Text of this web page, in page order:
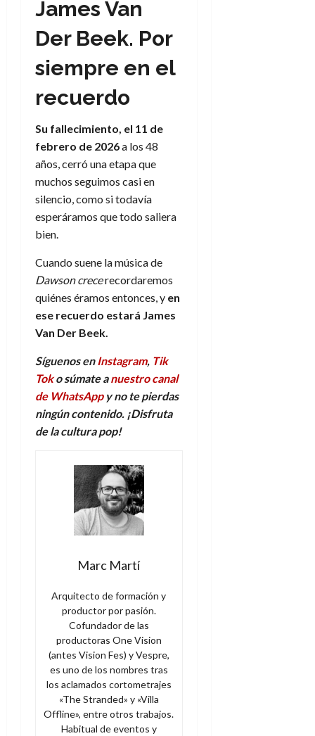
James Van
Der Beek. Por
siempre en el
recuerdo
Su fallecimiento, el 11 de
febrero de 2026a los 48
años, cerró una etapa que
muchos seguimos casi en
silencio, como si todavía
esperáramos que todo saliera
bien.
Cuando suene la música de
Dawson crecerecordaremos
quiénes éramos entonces, y en
ese recuerdo estará James
Van Der Beek.
Síguenos en Instagram, Tik
Toko súmate anuestro canal
de WhatsAppy no te pierdas
ningún contenido. ¡Disfruta
de laculturapop!
Marc Martí
Arquitecto de formación y
productor por pasión.
Cofundador de las
productoras One Vision
(antes Vision Fes) y Vespre,
es uno de los nombres tras
los aclamados cortometrajes
«The Stranded» y «Villa
Offline», entre otros trabajos.
Habitual de eventos y